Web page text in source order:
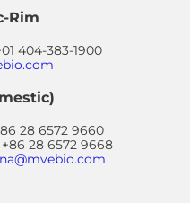
Rim
404-383-1900
28 6572 9660
28 6572 9668